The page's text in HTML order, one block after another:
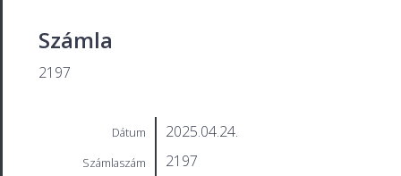
Számla
2197
Dátum 2025.04.24.
Számlaszám 2197